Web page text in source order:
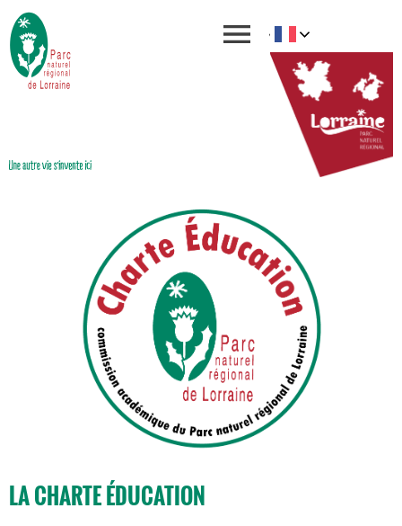
LA CHARTE ÉDUCATION